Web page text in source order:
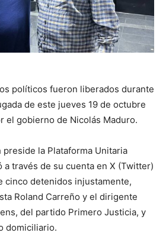
políticos fueron liberados durante
de este jueves 19 de octubre
el gobierno de Nicolás Maduro.
preside la Plataforma Unitaria
a través de su cuenta en X (Twitter)
cinco detenidos injustamente,
Roland Carreño y el dirigente
del partido Primero Justicia, y
domiciliario.